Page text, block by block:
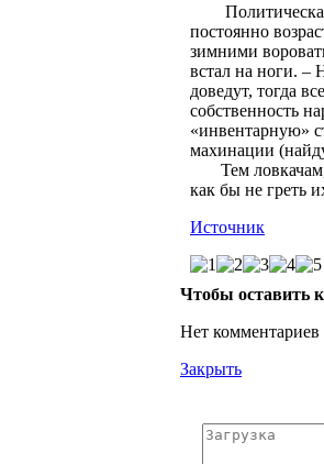
Политическая
постоянно
зимними
встал на ноги. –
доведут, тогда
собственность
«инвентарную»
махинации
Тем ловкачам,
как бы не греть
Источник
Чтобы оставить
Нет комментариев
Закрыть